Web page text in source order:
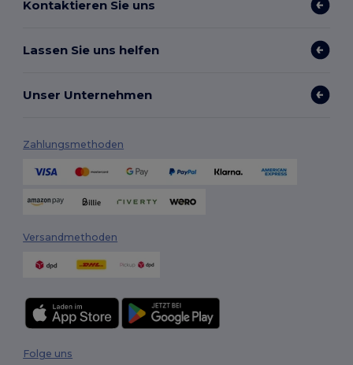
Kontaktieren Sie uns
Lassen Sie uns helfen
Unser Unternehmen
Zahlungsmethoden
Versandmethoden
Folge uns